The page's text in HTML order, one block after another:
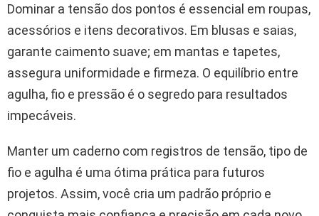
Dominar a tensão dos pontos é essencial em roupas,
acessórios e itens decorativos. Em blusas e saias,
garante caimento suave; em mantas e tapetes,
assegura uniformidade e firmeza. O equilíbrio entre
agulha, fio e pressão é o segredo para resultados
impecáveis.
Manter um caderno com registros de tensão, tipo de
fio e agulha é uma ótima prática para futuros
projetos. Assim, você cria um padrão próprio e